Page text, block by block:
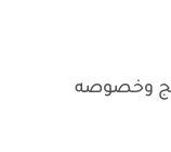
وخصوصه